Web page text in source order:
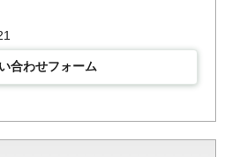
合わせフォーム